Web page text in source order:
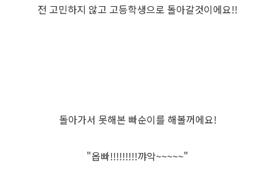
전 고민하지 않고 고등학생으로 돌아갈것이에요!!
돌아가서 못해본 빠순이를 해볼꺼에요!
"옵빠!!!!!!!!!꺄악~~~~~"